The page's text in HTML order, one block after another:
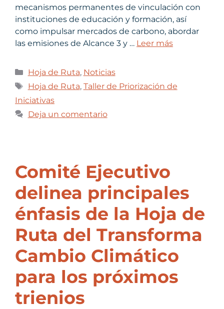
mecanismos permanentes de vinculación con
instituciones de educación y formación, así
como impulsar mercados de carbono, abordar
las emisiones de Alcance 3 y … Leer más
Hoja de Ruta, Noticias
Hoja de Ruta, Taller de Priorización de
Iniciativas
Deja un comentario
Comité Ejecutivo
delinea principales
énfasis de la Hoja de
Ruta del Transforma
Cambio Climático
para los próximos
trienios